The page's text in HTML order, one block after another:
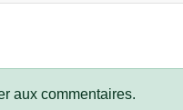
aux commentaires.